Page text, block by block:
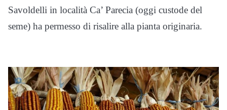
Savoldelli in località Ca’ Parecia (oggi custode del
seme) ha permesso di risalire alla pianta originaria.